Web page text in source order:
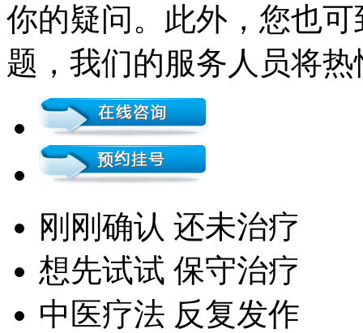
你的疑问。此外，您也
题，我们的服务人员将
刚刚确认 还未治疗
想先试试 保守治疗
中医疗法 反复发作